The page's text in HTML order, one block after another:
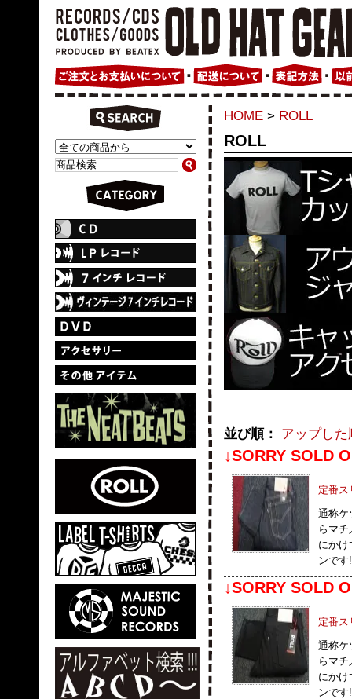
HOME > ROLL
ROLL
並び順： アップした
↓SORRY SOLD
定番ス
通称ケ
らマ
にかけ
ンです
↓SORRY SOLD
定番ス
通称ケ
らマ
にかけ
ンです